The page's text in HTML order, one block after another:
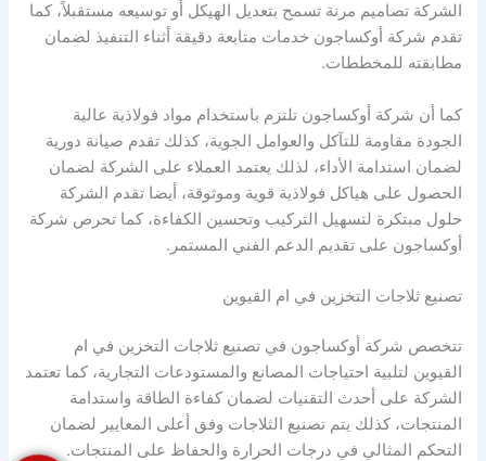
الشركة تصاميم مرنة تسمح بتعديل الهيكل أو توسيعه مستقبلاً، كما
تقدم شركة أوكساجون خدمات متابعة دقيقة أثناء التنفيذ لضمان
مطابقته للمخططات.
كما أن شركة أوكساجون تلتزم باستخدام مواد فولاذية عالية
الجودة مقاومة للتآكل والعوامل الجوية، كذلك تقدم صيانة دورية
لضمان استدامة الأداء، لذلك يعتمد العملاء على الشركة لضمان
الحصول على هياكل فولاذية قوية وموثوقة، أيضا تقدم الشركة
حلول مبتكرة لتسهيل التركيب وتحسين الكفاءة، كما تحرص شركة
أوكساجون على تقديم الدعم الفني المستمر.
تصنيع ثلاجات التخزين في ام القيوين
تتخصص شركة أوكساجون في تصنيع ثلاجات التخزين في ام
القيوين لتلبية احتياجات المصانع والمستودعات التجارية، كما تعتمد
الشركة على أحدث التقنيات لضمان كفاءة الطاقة واستدامة
المنتجات، كذلك يتم تصنيع الثلاجات وفق أعلى المعايير لضمان
التحكم المثالي في درجات الحرارة والحفاظ على المنتجات.